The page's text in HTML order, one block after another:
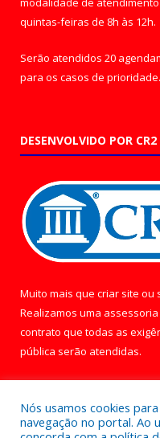
quintas-feiras de 8h às 12h.
Serão atendidos 20
para os casos de prioridade.
DESENVOLVIDO POR CR2
Muito mais que criar site ou
Realizamos uma assessoria
contrato que todas as
pública serão atendidas.
Nós usamos cookies
navegação no portal. Ao